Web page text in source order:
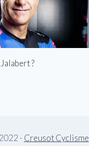
?
- Creusot Cyclisme